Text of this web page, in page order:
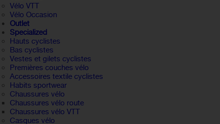
Vélo VTT
Vélo Occasion
Outlet
Specialized
Hauts cyclistes
Bas cyclistes
Vestes et gilets cyclistes
Premières couches vélo
Accessoires textile cyclistes
Habits sportwear
Chaussures vélo
Chaussures vélo route
Chaussures vélo VTT
Casques vélo